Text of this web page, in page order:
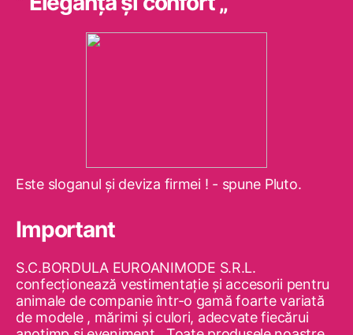
Este sloganul şi deviza firmei ! - spune Pluto.
Important
S.C.BORDULA EUROANIMODE S.R.L.
confecţionează vestimentaţie şi accesorii pentru
animale de companie într-o gamă foarte variată
de modele , mărimi şi culori, adecvate fiecărui